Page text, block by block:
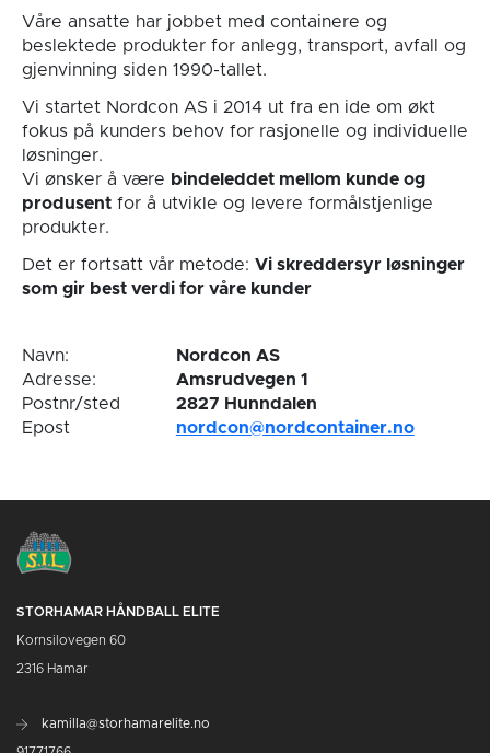
Våre ansatte har jobbet med containere og
beslektede produkter for anlegg, transport, avfall og
gjenvinning siden 1990-tallet.
Vi startet Nordcon AS i 2014 ut fra en ide om økt
fokus på kunders behov for rasjonelle og individuelle
løsninger.
Vi ønsker å være bindeleddet mellom kunde og
produsentfor å utvikle og levere formålstjenlige
produkter.
Det er fortsatt vår metode: Vi skreddersyr løsninger
som gir best verdi for våre kunder
Navn:
Nordcon AS
Adresse:
Amsrudvegen 1
Postnr/sted
2827 Hunndalen
Epost
nordcon@nordcontainer.no
STORHAMAR HÅNDBALL ELITE
Kornsilovegen 60
2316 Hamar
kamilla@storhamarelite.no